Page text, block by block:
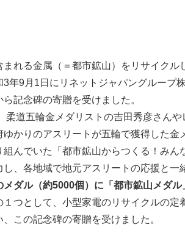
れる金属（＝都市鉱山）をリサイクル
年9月1日にリネットジャパングループ
記念碑の寄贈を受けました。
道五輪金メダリストの吉田秀彦さんや
かりのアスリートが五輪で獲得した金
んでいた「都市鉱山からつくる！みん
、各地域で地元アスリートの応援と一
ダル（約5000個）に「都市鉱山メダル
つとして、小型家電のリサイクルの定
この記念碑の寄贈を受けました。